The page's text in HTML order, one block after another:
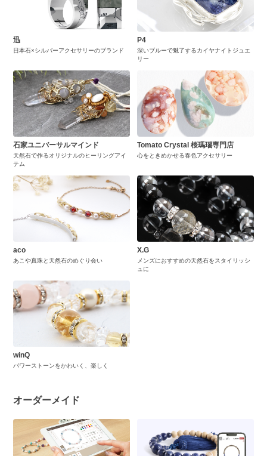
迅
日本石×シルバーアクセサリーのブランド
P4
深いブルーで魅了するカイヤナイトジュエ
リー
石家ユニバーサルマインド
天然石で作るオリジナルのヒーリングアイ
テム
Tomato Crystal 桜瑪瑙専門店
心をときめかせる春色アクセサリー
aco
あこや真珠と天然石のめぐり会い
X.G
メンズにおすすめの天然石をスタイリッシ
ュに
winQ
パワーストーンをかわいく、楽しく
オーダーメイド